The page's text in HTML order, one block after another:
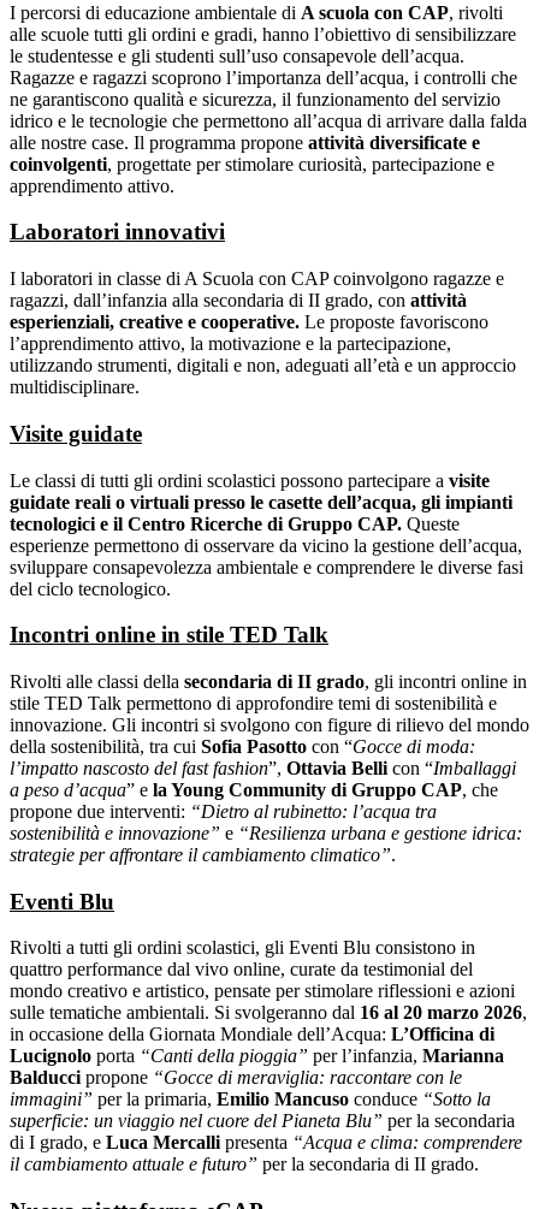
I percorsi di educazione ambientale di A scuola con CAP, rivolti
alle scuole tutti gli ordini e gradi, hanno l’obiettivo di sensibilizzare
le studentesse e gli studenti sull’uso consapevole dell’acqua.
Ragazze e ragazzi scoprono l’importanza dell’acqua, i controlli che
ne garantiscono qualità e sicurezza, il funzionamento del servizio
idrico e le tecnologie che permettono all’acqua di arrivare dalla falda
alle nostre case. Il programma propone attività diversificate e
coinvolgenti, progettate per stimolare curiosità, partecipazione e
apprendimento attivo.
Laboratori innovativi
I laboratori in classe di A Scuola con CAP coinvolgono ragazze e
ragazzi, dall’infanzia alla secondaria di II grado, con attività
esperienziali, creative e cooperative. Le proposte favoriscono
l’apprendimento attivo, la motivazione e la partecipazione,
utilizzando strumenti, digitali e non, adeguati all’età e un approccio
multidisciplinare.
Visite guidate
Le classi di tutti gli ordini scolastici possono partecipare a visite
guidate reali o virtuali presso le casette dell’acqua, gli impianti
tecnologici e il Centro Ricerche di Gruppo CAP. Queste
esperienze permettono di osservare da vicino la gestione dell’acqua,
sviluppare consapevolezza ambientale e comprendere le diverse fasi
del ciclo tecnologico.
Incontri online in stile TED Talk
Rivolti alle classi della secondaria di II grado, gli incontri online in
stile TED Talk permettono di approfondire temi di sostenibilità e
innovazione. Gli incontri si svolgono con figure di rilievo del mondo
della sostenibilità, tra cui Sofia Pasotto con “Gocce di moda:
l’impatto nascosto del fast fashion”, Ottavia Belli con “Imballaggi
a peso d’acqua” e la Young Community di Gruppo CAP, che
propone due interventi: “Dietro al rubinetto: l’acqua tra
sostenibilità e innovazione” e “Resilienza urbana e gestione idrica:
strategie per affrontare il cambiamento climatico”.
Eventi Blu
Rivolti a tutti gli ordini scolastici, gli Eventi Blu consistono in
quattro performance dal vivo online, curate da testimonial del
mondo creativo e artistico, pensate per stimolare riflessioni e azioni
sulle tematiche ambientali. Si svolgeranno dal 16 al 20 marzo 2026,
in occasione della Giornata Mondiale dell’Acqua: L’Officina di
Lucignolo porta “Canti della pioggia” per l’infanzia, Marianna
Balduccipropone “Gocce di meraviglia: raccontare con le
immagini” per la primaria, Emilio Mancuso conduce “Sotto la
superficie: un viaggio nel cuore del Pianeta Blu” per la secondaria
di I grado, e Luca Mercallipresenta “Acqua e clima: comprendere
il cambiamento attuale e futuro” per la secondaria di II grado.